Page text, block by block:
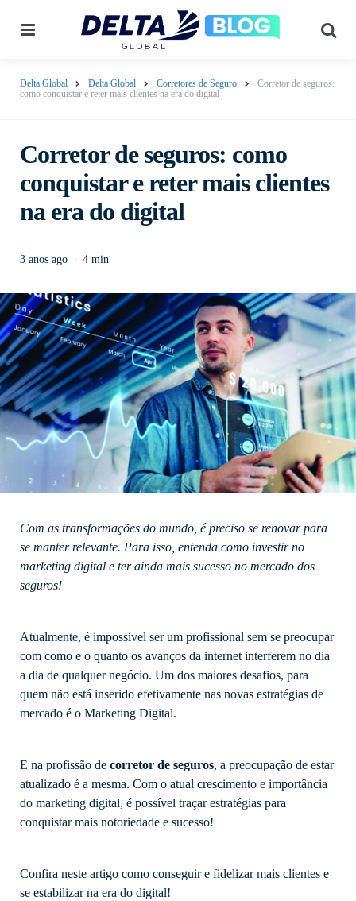
Delta Global Delta Global Corretores de Seguro
Corretor de seguros:
como conquistar e reter mais clientes na era do digital
Corretor de seguros: como
conquistar e reter mais clientes
na era do digital
3 anos ago 4 min
Com as transformações do mundo, é preciso se renovar para
se manter relevante. Para isso, entenda como investir no
marketing digital e ter ainda mais sucesso no mercado dos
seguros!
Atualmente, é impossível ser um profissional sem se preocupar
com como e o quanto os avanços da internet interferem no dia
a dia de qualquer negócio. Um dos maiores desafios, para
quem não está inserido efetivamente nas novas estratégias de
mercado é o Marketing Digital.
E na profissão de corretor de seguros, a preocupação de estar
atualizado é a mesma. Com o atual crescimento e importância
do marketing digital, é possível traçar estratégias para
conquistar mais notoriedade e sucesso!
Confira neste artigo como conseguir e fidelizar mais clientes e
se estabilizar na era do digital!